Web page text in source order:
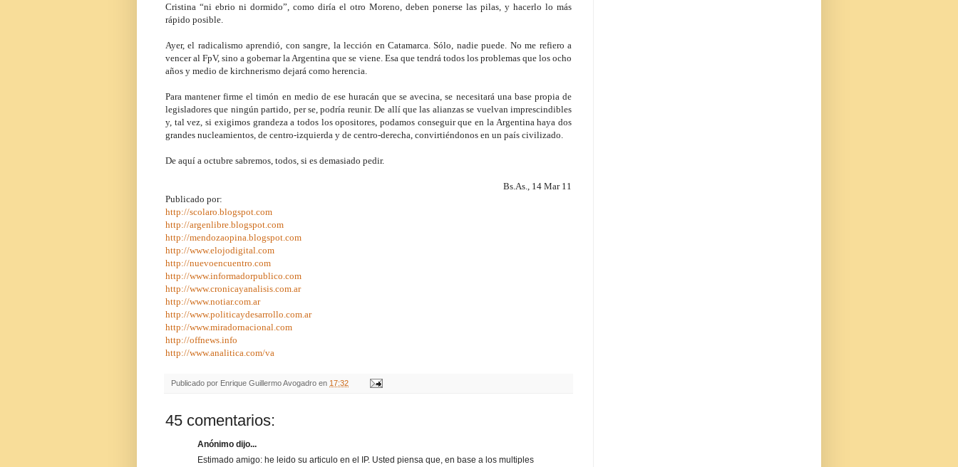
Cristina “ni ebrio ni dormido”, como diría el otro Moreno, deben ponerse las pilas, y hacerlo lo más
rápido posible.
Ayer, el radicalismo aprendió, con sangre, la lección en Catamarca. Sólo, nadie puede. No me refiero a
vencer al FpV, sino a gobernar la Argentina que se viene. Esa que tendrá todos los problemas que los ocho
años y medio de kirchnerismo dejará como herencia.
Para mantener firme el timón en medio de ese huracán que se avecina, se necesitará una base propia de
legisladores que ningún partido, per se, podría reunir. De allí que las alianzas se vuelvan imprescindibles
y, tal vez, si exigimos grandeza a todos los opositores, podamos conseguir que en la Argentina haya dos
grandes nucleamientos, de centro-izquierda y de centro-derecha, convirtiéndonos en un país civilizado.
De aquí a octubre sabremos, todos, si es demasiado pedir.
Bs.As., 14 Mar 11
Publicado por:
http://scolaro.blogspot.com
http://argenlibre.blogspot.com
http://mendozaopina.blogspot.com
http://www.elojodigital.com
http://nuevoencuentro.com
http://www.informadorpublico.com
http://www.cronicayanalisis.com.ar
http://www.notiar.com.ar
http://www.politicaydesarrollo.com.ar
http://www.miradornacional.com
http://offnews.info
http://www.analitica.com/va
Publicado por Enrique Guillermo Avogadro en 17:32
45 comentarios:
Anónimo dijo...
Estimado amigo: he leido su articulo en el IP. Usted piensa que, en base a los multiples